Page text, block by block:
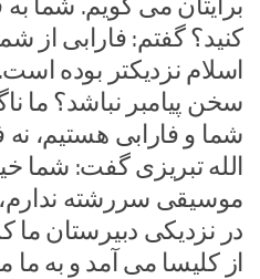
برایتان می گویم. شما به
کنید؟ گفتم: فارابی از
اسلام نزدیکتر بوده
سخن پیامبر نباشد؟ ما
شما و فارابی هستیم، نه
الله تبریزی گفت: شما
موسیقی سررشته
در نزدیکی دبیرستان
از کلیسا می آمد و به